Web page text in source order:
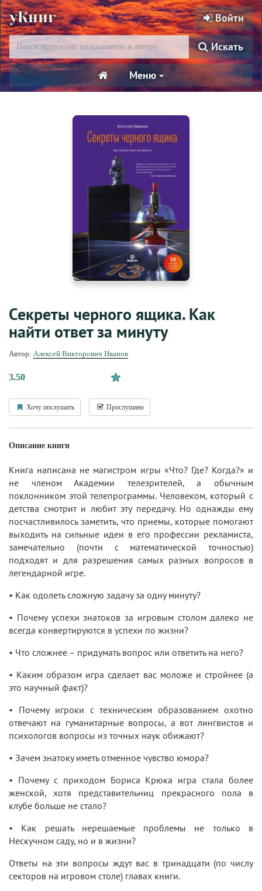
уКниг Войти
Искать
Меню
Секреты черного ящика. Как
найти ответ за минуту
Автор: Алексей Викторович Иванов
3.50
Хочу послушать Прослушано
Описание книги
Книга написана не магистром игры «Что? Где? Когда?» и
не членом Академии телезрителей, а обычным
поклонником этой телепрограммы. Человеком, который с
детства смотрит и любит эту передачу. Но однажды ему
посчастливилось заметить, что приемы, которые помогают
выходить на сильные идеи в его профессии рекламиста,
замечательно (почти с математической точностью)
подходят и для разрешения самых разных вопросов в
легендарной игре.
• Как одолеть сложную задачу за одну минуту?
• Почему успехи знатоков за игровым столом далеко не
всегда конвертируются в успехи по жизни?
• Что сложнее – придумать вопрос или ответить на него?
• Каким образом игра сделает вас моложе и стройнее (а
это научный факт)?
• Почему игроки с техническим образованием охотно
отвечают на гуманитарные вопросы, а вот лингвистов и
психологов вопросы из точных наук обижают?
• Зачем знатоку иметь отменное чувство юмора?
• Почему с приходом Бориса Крюка игра стала более
женской, хотя представительниц прекрасного пола в
клубе больше не стало?
• Как решать нерешаемые проблемы не только в
Нескучном саду, но и в жизни?
Ответы на эти вопросы ждут вас в тринадцати (по числу
секторов на игровом столе) главах книги.